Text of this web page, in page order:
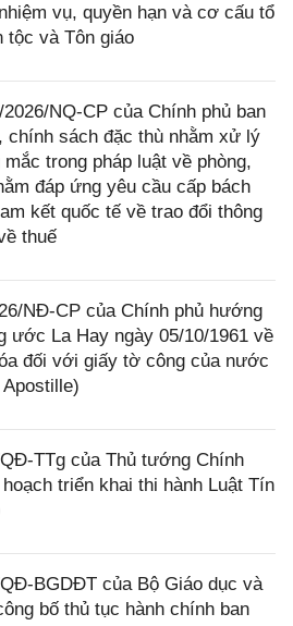
vụ, quyền hạn và cơ cấu tổ
tộc và Tôn giáo
NQ-CP của Chính phủ ban
chính sách đặc thù nhằm xử lý
trong pháp luật về phòng,
đáp ứng yêu cầu cấp bách
kết quốc tế về trao đổi thông
thuế
NĐ-CP của Chính phủ hướng
ước La Hay ngày 05/10/1961 về
đối với giấy tờ công của nước
TTg của Thủ tướng Chính
triển khai thi hành Luật Tín
BGDĐT của Bộ Giáo dục và
bố thủ tục hành chính ban